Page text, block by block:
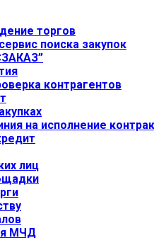
торгов
поиска закупок
контрагентов
на исполнение
лиц
МЧД